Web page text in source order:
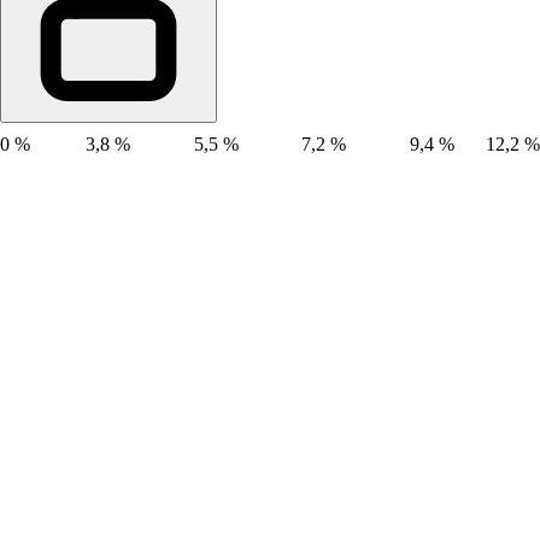
0 % 3,8 % 5,5 % 7,2 % 9,4 % 12,2 %